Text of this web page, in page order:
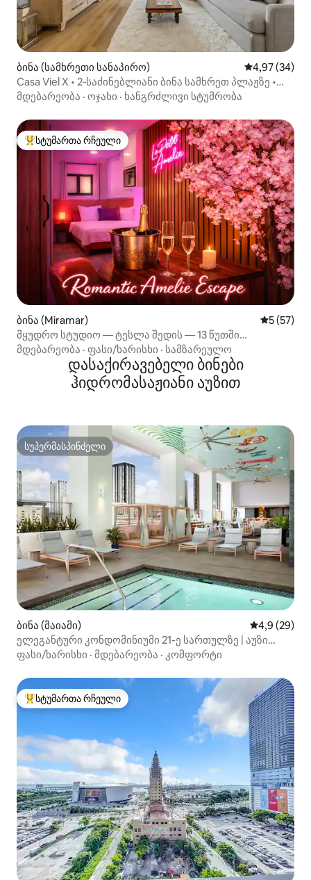
ბინა (სამხრეთი სანაპირო) საშუალო
4,97 (34)
Casa Viel X • 2‑საძინებლიანი ბინა სამხრეთ პლაჟზე •
უფასო პარკირება
მდებარეობა · ოჯახი · ხანგრძლივი სტუმრობა
სტუმართა რჩეული მოწინავე ვარიანტი
სტუმართა რჩეული
ბინა (Miramar) საშუალო
5 (57)
მყუდრო სტუდიო — ტესლა შედის — 13 წუთში
სტადიონამდე
მდებარეობა · ფასი/ხარისხი · სამზარეულო
დასაქირავებელი ბინები
ჰიდრომასაჟიანი აუზით
სუპერმასპინძელი
სუპერმასპინძელი
ბინა (მაიამი) საშუალო
4,9 (29)
ელეგანტური კონდომინიუმი 21-ე სართულზე | აუზი
სახურავზე · DT Miami
ფასი/ხარისხი · მდებარეობა · კომფორტი
სტუმართა რჩეული მოწინავე ვარიანტი
სტუმართა რჩეული